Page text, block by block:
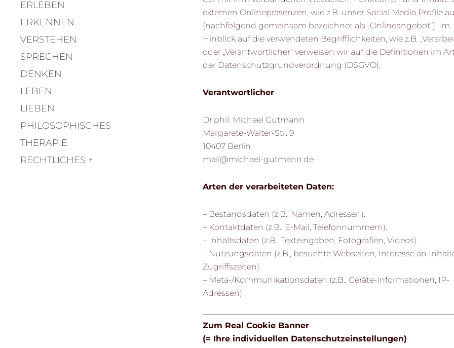
ERLEBEN
ERKENNEN
VERSTEHEN
SPRECHEN
DENKEN
LEBEN
LIEBEN
PHILOSOPHISCHES
THERAPIE
RECHTLICHES
externen Onlinepräsenzen, wie z.B. unser Social Media Profile
(nachfolgend gemeinsam bezeichnet als „Onlineangebot“). Im
Hinblick auf die verwendeten Begrifflichkeiten, wie z.B.
oder „Verantwortlicher“ verweisen wir auf die Definitionen im
der Datenschutzgrundverordnung (DSGVO).
Verantwortlicher
Dr.phil. Michael Gutmann
Margarete-Walter-Str. 9
10407 Berlin
mail@michael-gutmann.de
Arten der verarbeiteten Daten:
– Bestandsdaten (z.B., Namen, Adressen).
– Kontaktdaten (z.B., E-Mail, Telefonnummern).
– Inhaltsdaten (z.B., Texteingaben, Fotografien, Videos).
– Nutzungsdaten (z.B., besuchte Webseiten, Interesse an
Zugriffszeiten).
– Meta-/Kommunikationsdaten (z.B., Geräte-Informationen, IP-
Adressen).
Zum Real Cookie Banner
(= Ihre individuellen Datenschutzeinstellungen)